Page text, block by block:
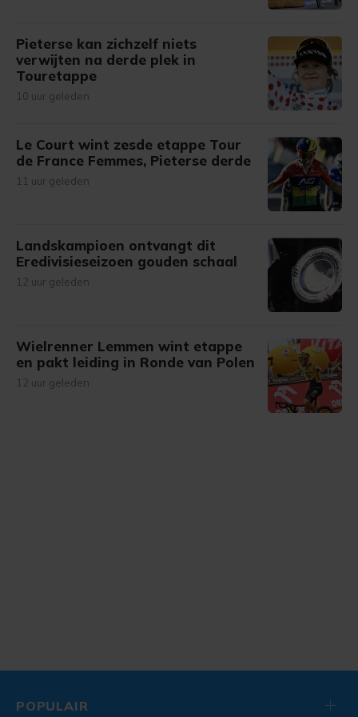
Pieterse kan zichzelf niets
verwijten na derde plek in
Touretappe
10 uur geleden
Le Court wint zesde etappe Tour
de France Femmes, Pieterse derde
11 uur geleden
Landskampioen ontvangt dit
Eredivisieseizoen gouden schaal
12 uur geleden
Wielrenner Lemmen wint etappe
en pakt leiding in Ronde van Polen
12 uur geleden
POPULAIR